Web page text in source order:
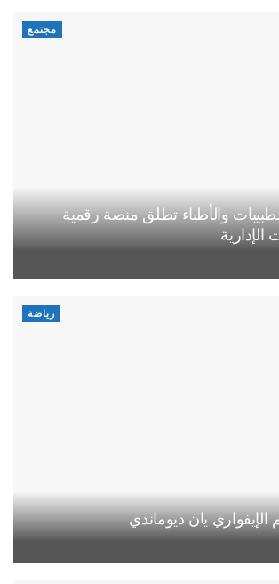
مجتمع
والأطباء تطلق منصة رقمية
رياضة
يان ديوماندي